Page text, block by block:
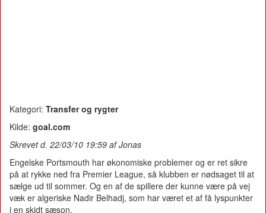
Kategori: Transfer og rygter
Kilde: goal.com
Skrevet d. 22/03/10 19:59 af Jonas
Engelske Portsmouth har økonomiske problemer og er ret sikre
på at rykke ned fra Premier League, så klubben er nødsaget til at
sælge ud til sommer. Og en af de spillere der kunne være på vej
væk er algeriske Nadir Belhadj, som har været et af få lyspunkter
i en skidt sæson.